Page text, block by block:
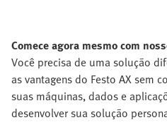
Comece agora mesmo com
Você precisa de uma solução
as vantagens do Festo AX sem
suas máquinas, dados e
desenvolver sua solução